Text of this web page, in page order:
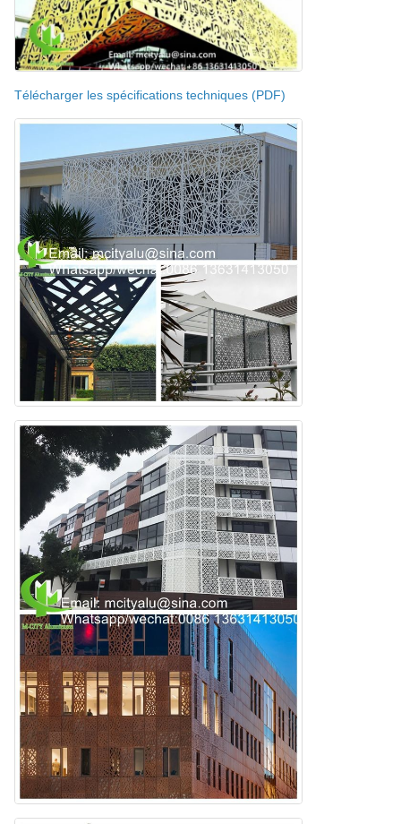
Télécharger les spécifications techniques (PDF)